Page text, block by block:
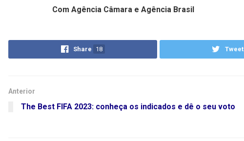
Com Agência Câmara e Agência Brasil
Share 18 Tweet
Anterior
The Best FIFA 2023: conheça os indicados e dê o seu voto